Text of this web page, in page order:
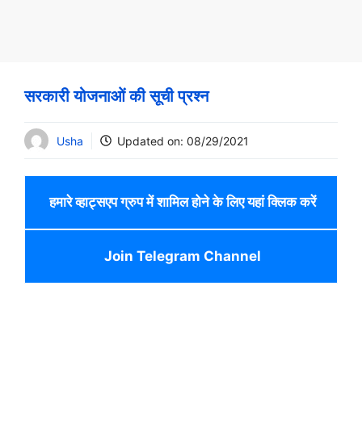
सरकारी योजनाओं की सूची प्रश्न
Usha Updated on: 08/29/2021
हमारे व्हाट्सएप ग्रुप में शामिल होने के लिए यहां क्लिक करें
Join Telegram Channel